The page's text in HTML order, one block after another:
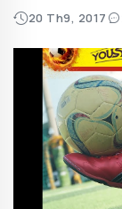
20 Th9, 2017